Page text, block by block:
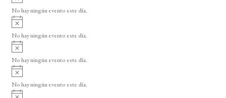
o
v
i
o
No hay ningún evento este día.
A
v
i
o
No hay ningún evento este día.
A
v
i
o
No hay ningún evento este día.
A
v
i
No hay ningún evento este día.
A